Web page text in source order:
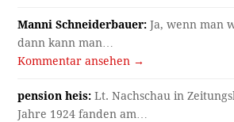
Manni Schneiderbauer: Ja, wenn man
dann kann man…
Kommentar ansehen →
pension heis: Lt. Nachschau in
Jahre 1924 fanden am…